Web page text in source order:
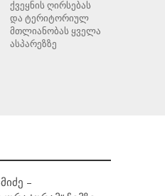
ქვეყნის ღირსებას
და ტერიტორიულ
მთლიანობას ყველა
ასპარეზზე
–